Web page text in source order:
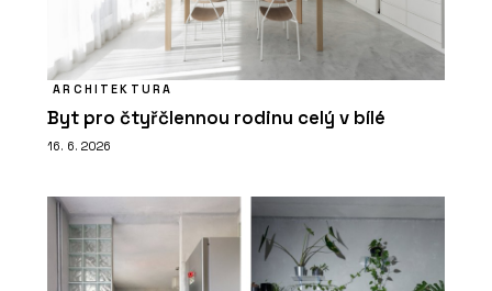
ARCHITEKTURA
Byt pro čtyřčlennou rodinu celý v bílé
16. 6. 2026